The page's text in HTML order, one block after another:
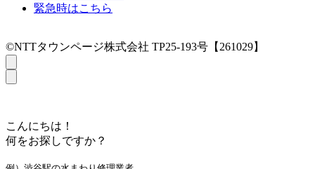
緊急時はこちら
©NTTタウンページ株式会社 TP25-193号【261029】
こんにちは！
何をお探しですか？